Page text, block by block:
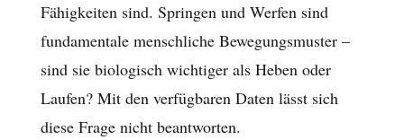
Fähigkeiten sind. Springen und Werfen sind
fundamentale menschliche Bewegungsmuster –
sind sie biologisch wichtiger als Heben oder
Laufen? Mit den verfügbaren Daten lässt sich
diese Frage nicht beantworten.